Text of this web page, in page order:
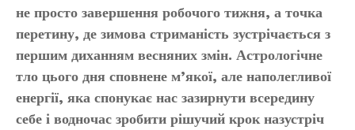
не просто завершення робочого тижня, а точка
перетину, де зимова стриманість зустрічається з
першим диханням весняних змін. Астрологічне
тло цього дня сповнене м’якої, але наполегливої
енергії, яка спонукає нас зазирнути всередину
себе і водночас зробити рішучий крок назустріч